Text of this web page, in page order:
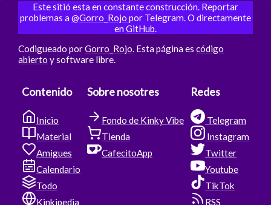
Este sitió esta en constante construcción. Reportar
problemas a@Gorro_Rojo por Telegram. O directamente
enGitHub.
Codigueado porGorro_Rojo. Esta página escódigo
abierto y software libre.
Contenido
Inicio
Material
Amigues
Calendario
Todo
Kinkipedia
Sobre nosotres
Fondo de Kinky Vibe
Tienda
CafecitoApp
Redes
Telegram
Instagram
Twitter
Youtube
TikTok
RSS